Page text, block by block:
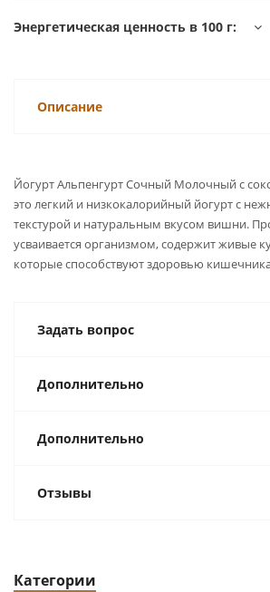
Энергетическая ценность в 100 г:
Описание
Йогурт Альпенгурт Сочный Молочный с
это легкий и низкокалорийный йогурт с
текстурой и натуральным вкусом вишни.
усваивается организмом, содержит живые
которые способствуют здоровью
Задать вопрос
Дополнительно
Дополнительно
Отзывы
Категории